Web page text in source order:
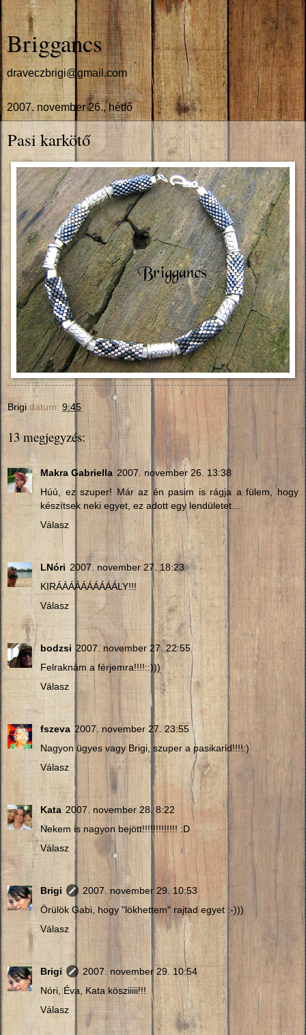
Briggancs
draveczbrigi@gmail.com
2007. november 26., hétfő
Pasi karkötő
Brigi dátum: 9:45
13 megjegyzés:
Makra Gabriella 2007. november 26. 13:38
Húú, ez szuper! Már az én pasim is rágja a fülem, hogy
készítsek neki egyet, ez adott egy lendületet...
Válasz
LNóri 2007. november 27. 18:23
KIRÁÁÁÁÁÁÁÁÁÁLY!!!
Válasz
bodzsi 2007. november 27. 22:55
Felraknám a férjemra!!!!::)))
Válasz
fszeva 2007. november 27. 23:55
Nagyon ügyes vagy Brigi, szuper a pasikarid!!!!:)
Válasz
Kata 2007. november 28. 8:22
Nekem is nagyon bejött!!!!!!!!!!!!! :D
Válasz
Brigi
2007. november 29. 10:53
Örülök Gabi, hogy "lökhettem" rajtad egyet :-)))
Válasz
Brigi
2007. november 29. 10:54
Nóri, Éva, Kata kösziiiii!!!
Válasz